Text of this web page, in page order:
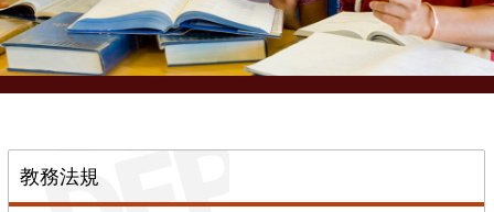
教務法規